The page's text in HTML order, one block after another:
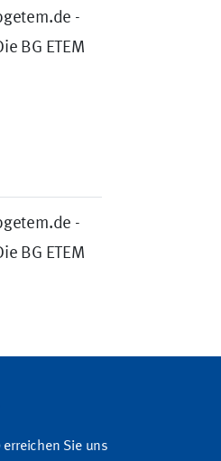
-
BG ETEM
-
BG ETEM
Sie uns